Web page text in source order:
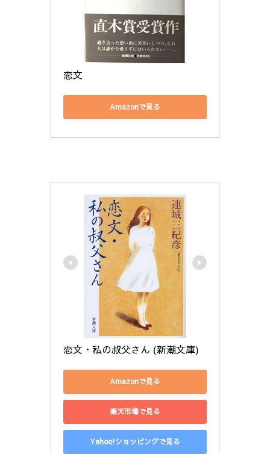
恋文
Amazonで見る
恋文・私の叔父さん (新潮文庫)
Amazonで見る
楽天市場で見る
Yahoo!ショッピングで見る